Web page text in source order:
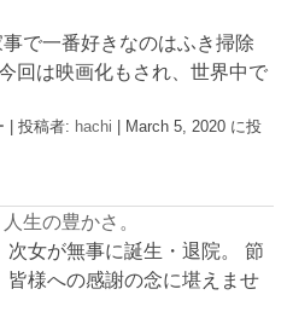
で一番好きなのはふき掃除
回は映画化もされ、世界中で
|投稿者: hachi
March 5, 2020 に投
生の豊かさ。
次女が無事に誕生・退院。 節
皆様への感謝の念に堪えませ